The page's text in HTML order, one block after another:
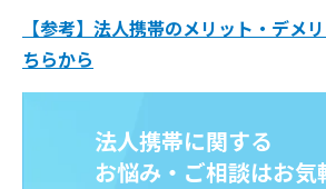
【参考】法人携帯のメリット・デメ
ちらから
法人携帯に関する
お悩み・ご相談はお気